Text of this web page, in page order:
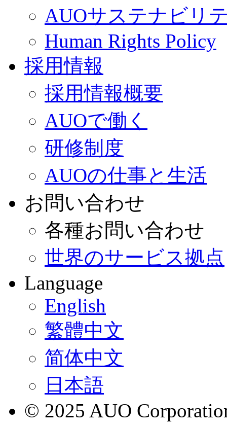
AUOサステナビリ
Human Rights Policy
採用情報
採用情報概要
AUOで働く
研修制度
AUOの仕事と生活
お問い合わせ
各種お問い合わせ
世界のサービス拠点
Language
English
繁體中文
简体中文
日本語
© 2025 AUO